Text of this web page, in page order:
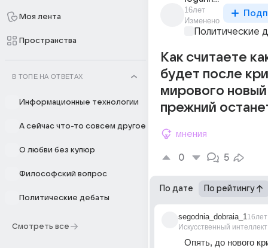
Моя лента
Пространства
В ТОПЕ НА ОТВЕТАХ
Информационные технологии
А сейчас что-то совсем другое
О любви без купюр
Философский вопрос
Политические дебаты
Смотреть все
16лет
Изменено
Политические
Как считаете
будет после
мирового
прежний
мнения
0 5
По дате По рейтингу
segodnia_dobraia_1
Искусственный интеллект
16лет
Опять, до нового